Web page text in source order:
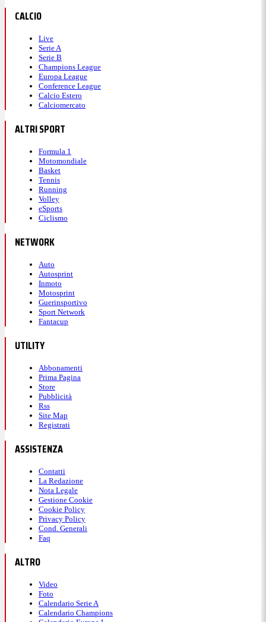
CALCIO
Live
Serie A
Serie B
Champions League
Europa League
Conference League
Calcio Estero
Calciomercato
ALTRI SPORT
Formula 1
Motomondiale
Basket
Tennis
Running
Volley
eSports
Ciclismo
NETWORK
Auto
Autosprint
Inmoto
Motosprint
Guerinsportivo
Sport Network
Fantacup
UTILITY
Abbonamenti
Prima Pagina
Store
Pubblicità
Rss
Site Map
Registrati
ASSISTENZA
Contatti
La Redazione
Nota Legale
Gestione Cookie
Cookie Policy
Privacy Policy
Cond. Generali
Faq
ALTRO
Video
Foto
Calendario Serie A
Calendario Champions